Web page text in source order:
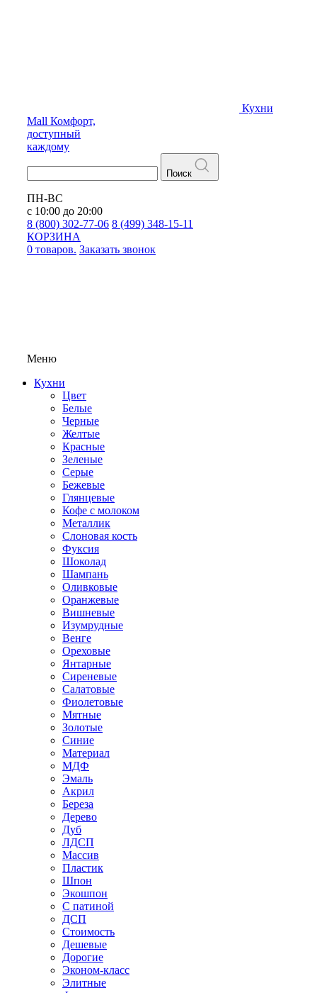
Кухни
Mall Комфорт,
доступный
каждому
Поиск
ПН-ВС
с 10:00 до 20:00
8 (800) 302-77-06 8 (499) 348-15-11
КОРЗИНА
0 товаров. Заказать звонок
Меню
Кухни
Цвет
Белые
Черные
Желтые
Красные
Зеленые
Серые
Бежевые
Глянцевые
Кофе с молоком
Металлик
Слоновая кость
Фуксия
Шоколад
Шампань
Оливковые
Оранжевые
Вишневые
Изумрудные
Венге
Ореховые
Янтарные
Сиреневые
Салатовые
Фиолетовые
Мятные
Золотые
Синие
Материал
МДФ
Эмаль
Акрил
Береза
Дерево
Дуб
ЛДСП
Массив
Пластик
Шпон
Экошпон
С патиной
ДСП
Стоимость
Дешевые
Дорогие
Эконом-класс
Элитные